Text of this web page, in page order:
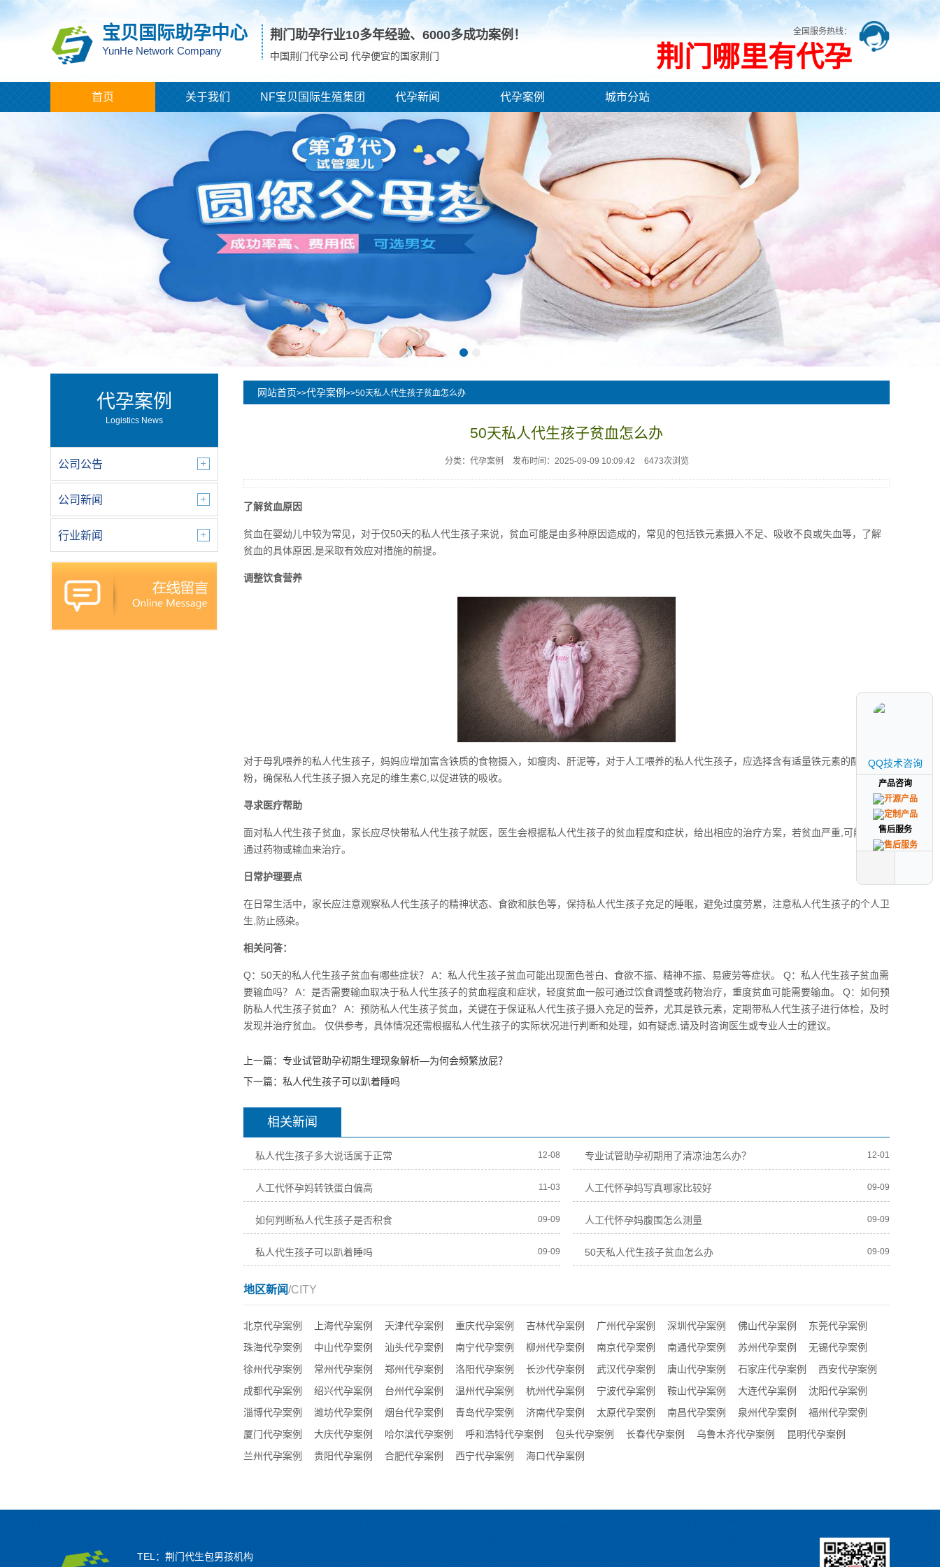
宝贝国际助孕中心
YunHe Network Company
荆门助孕行业10多年经验、 6000多成功案例！
中国荆门代孕公司 代孕便宜的国家荆门
全国服务热线：
荆门哪里有代孕
首页 关于我们 NF宝贝国际生殖集团 代孕新闻 代孕案例 城市分站
代孕案例
Logistics News
公司公告
公司新闻
行业新闻
网站首页>>代孕案例 >>50天私人代生孩子贫血怎么办
50天私人代生孩子贫血怎么办
分类：代孕案例 发布时间：2025-09-09 10:09:42 6473次浏览
了解贫血原因
贫血在婴幼儿中较为常见，对于仅50天的私人代生孩子来说，贫血可能是由多种原因造成的，常见的包括铁元素摄入不足、吸收不良或失血等，了解
贫血的具体原因,是采取有效应对措施的前提。
调整饮食营养
对于母乳喂养的私人代生孩子，妈妈应增加富含铁质的食物摄入，如瘦肉、肝泥等，对于人工喂养的私人代生孩子，应选择含有适量铁元素的配方奶
粉，确保私人代生孩子摄入充足的维生素C,以促进铁的吸收。
寻求医疗帮助
面对私人代生孩子贫血，家长应尽快带私人代生孩子就医，医生会根据私人代生孩子的贫血程度和症状，给出相应的治疗方案，若贫血严重,可能需要
通过药物或输血来治疗。
日常护理要点
在日常生活中，家长应注意观察私人代生孩子的精神状态、食欲和肤色等，保持私人代生孩子充足的睡眠，避免过度劳累，注意私人代生孩子的个人卫
生,防止感染。
相关问答：
Q：50天的私人代生孩子贫血有哪些症状？ A：私人代生孩子贫血可能出现面色苍白、食欲不振、精神不振、易疲劳等症状。 Q：私人代生孩子贫血需
要输血吗？ A：是否需要输血取决于私人代生孩子的贫血程度和症状，轻度贫血一般可通过饮食调整或药物治疗，重度贫血可能需要输血。 Q：如何预
防私人代生孩子贫血？ A：预防私人代生孩子贫血，关键在于保证私人代生孩子摄入充足的营养，尤其是铁元素，定期带私人代生孩子进行体检，及时
发现并治疗贫血。 仅供参考，具体情况还需根据私人代生孩子的实际状况进行判断和处理，如有疑虑,请及时咨询医生或专业人士的建议。
上一篇： 专业试管助孕初期生理现象解析—为何会频繁放屁？
下一篇： 私人代生孩子可以趴着睡吗
相关新闻
私人代生孩子多大说话属于正常 12-08 专业试管助孕初期用了清凉油怎么办？ 12-01
人工代怀孕妈转铁蛋白偏高 11-03 人工代怀孕妈写真哪家比较好 09-09
如何判断私人代生孩子是否积食 09-09 人工代怀孕妈腹围怎么测量 09-09
私人代生孩子可以趴着睡吗 09-09 50天私人代生孩子贫血怎么办 09-09
地区新闻/CITY
北京代孕案例 上海代孕案例 天津代孕案例 重庆代孕案例 吉林代孕案例 广州代孕案例 深圳代孕案例 佛山代孕案例
东莞代孕案例
珠海代孕案例
中山代孕案例 汕头代孕案例 南宁代孕案例 柳州代孕案例 南京代孕案例 南通代孕案例 苏州代孕案例
无锡代孕案例
徐州代孕案例
常州代孕案例 郑州代孕案例 洛阳代孕案例 长沙代孕案例 武汉代孕案例 唐山代孕案例 石家庄代孕案例
西安代孕案例
成都代孕案例
绍兴代孕案例 台州代孕案例 温州代孕案例 杭州代孕案例 宁波代孕案例 鞍山代孕案例 大连代孕案例
沈阳代孕案例
淄博代孕案例
潍坊代孕案例 烟台代孕案例 青岛代孕案例 济南代孕案例 太原代孕案例 南昌代孕案例 泉州代孕案例
福州代孕案例
厦门代孕案例
大庆代孕案例 哈尔滨代孕案例 呼和浩特代孕案例 包头代孕案例 长春代孕案例 乌鲁木齐代孕案例
昆明代孕案例
兰州代孕案例
贵阳代孕案例 合肥代孕案例 西宁代孕案例 海口代孕案例
QQ技术咨询
产品咨询
售后服务
QQ技术咨询
产品咨询
售后服务
TEL：荆门代生包男孩机构